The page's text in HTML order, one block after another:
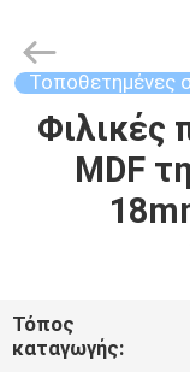
ΣΠΊΤΙ
ΠΡΟΪΌΝΤΑ
ΕΜΕΊΣ
Setting
Decorating
material
Co,.Ltd.
Reserved.
Τοποθετημένες
Φιλικές
MDF
Τόπος
καταγωγής: